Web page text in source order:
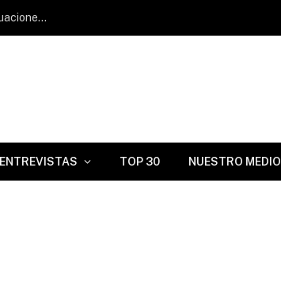
Lisbel Díaz y Javier Chacón protagonizaron relevantes actuaciones en Clase A Avanzada
ENTREVISTAS TOP 30 NUESTRO MEDIO